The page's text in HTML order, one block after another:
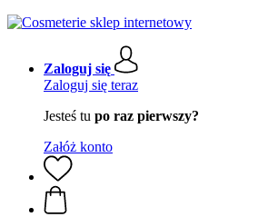
Zaloguj się
Zaloguj się teraz
Jesteś tu po raz pierwszy?
Załóż konto